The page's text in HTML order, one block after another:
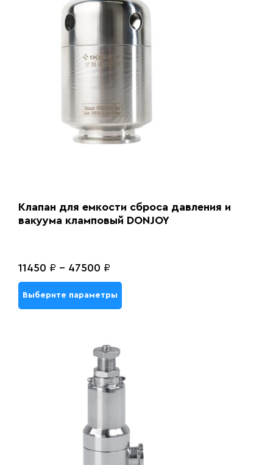
Клапан для емкости сброса давления и
вакуума кламповый DONJOY
11450 ₽ - 47500 ₽
Выберите параметры